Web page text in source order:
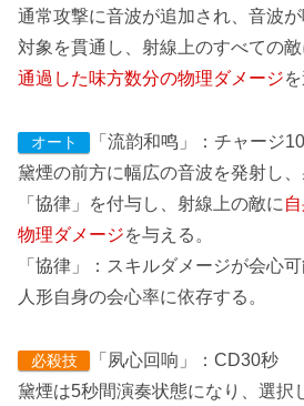
通常攻撃に音波が追加され、音波
対象を貫通し、射線上のすべての敵
通過した味方数分の物理ダメージ
オート
「流韵和鸣」：チャージ
黛煙の前方に幅広の音波を発射し
「協律」を付与し、射線上の敵に
物理ダメージを与える。
「協律」：スキルダメージが会心
人形自身の会心率に依存する。
必殺技
「夙心回响」：CD30秒
黛煙は5秒間演奏状態になり、選択